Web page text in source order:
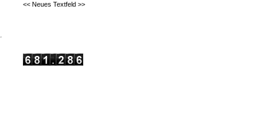
<< Neues Textfeld >>